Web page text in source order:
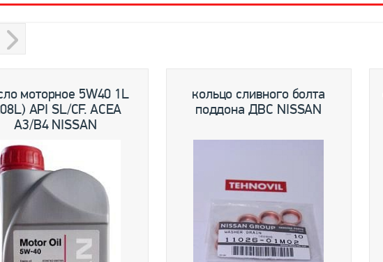
моторное 5W40 1L
API SL/CF. ACEA
A3/B4 NISSAN
кольцо сливного болта
поддона ДВС NISSAN